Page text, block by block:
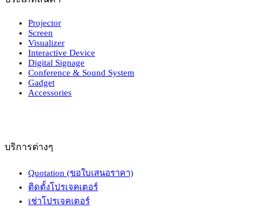
Projector
Screen
Visualizer
Interactive Device
Digital Signage
Conference & Sound System
Gadget
Accessories
บริการต่างๆ
Quotation (ขอใบเสนอราคา)
ติดตั้งโปรเจคเตอร์
เช่าโปรเจคเตอร์